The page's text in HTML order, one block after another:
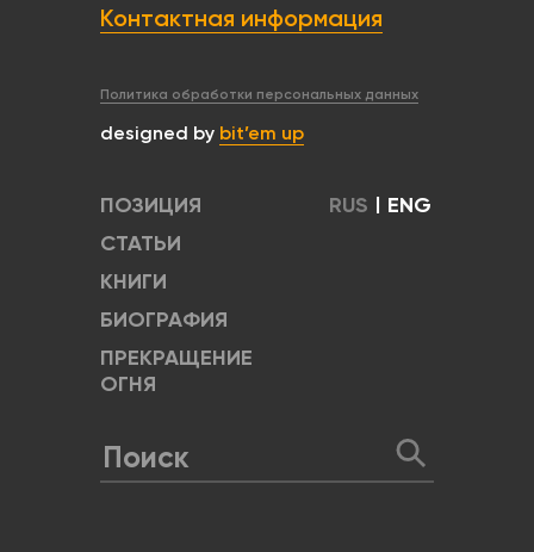
Контактная информация
Политика обработки персональных данных
designed by bit’em up
ПОЗИЦИЯ
СТАТЬИ
КНИГИ
БИОГРАФИЯ
ПРЕКРАЩЕНИЕ
ОГНЯ
RUS | ENG